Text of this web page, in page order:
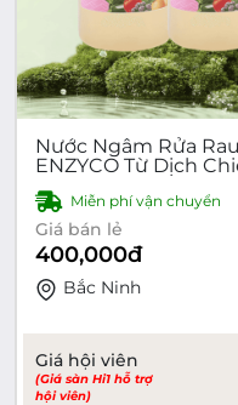
Nước Ngâm Rửa
ENZYCO Từ Dịch
Ngộ Độc, Tiêu Chảy
chai
Miễn phí vận chuyển
Giá bán lẻ
400,000đ
Bắc Ninh
Giá hội viên
(Giá sàn Hi1 hỗ trợ
hội viên)